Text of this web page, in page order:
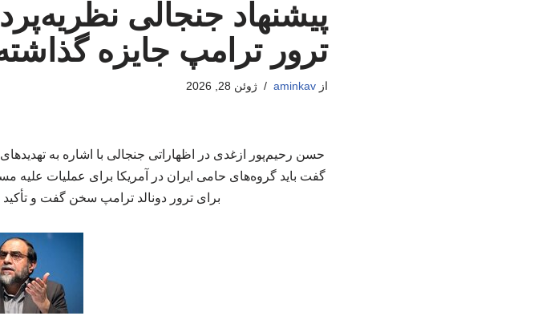
پیشنهاد جنجالی
ترور ترامپ جایزه
ازaminkav ژوئن 28, 2026
حسن رحیم‌پور ازغدی در اظهاراتی جنجالی با اشاره به
گفت باید گروه‌های حامی ایران در آمریکا برای عملیات علیه
برای ترور دونالد ترامپ سخن گفت و